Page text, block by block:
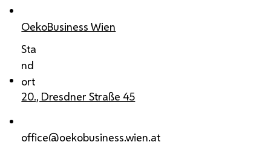
OekoBusiness Wien
Sta
nd
ort
20., Dresdner Straße 45
office@oekobusiness.wien.at